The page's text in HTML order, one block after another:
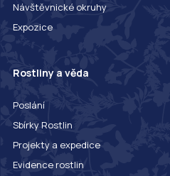
Návštěvnické okruhy
Expozice
Rostliny a věda
Poslání
Sbírky Rostlin
Projekty a expedice
Evidence rostlin